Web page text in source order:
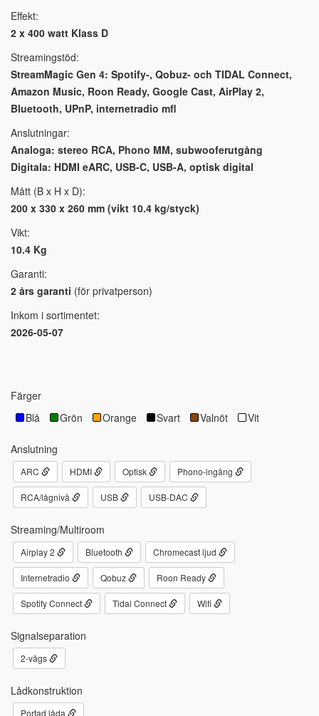
Effekt:
2 x 400 watt Klass D
Streamingstöd:
StreamMagic Gen 4: Spotify-, Qobuz- och TIDAL Connect,
Amazon Music, Roon Ready, Google Cast, AirPlay 2,
Bluetooth, UPnP, internetradio mfl
Anslutningar:
Analoga: stereo RCA, Phono MM, subwooferutgång
Digitala: HDMI eARC, USB-C, USB-A, optisk digital
Mått (B x H x D):
200 x 330 x 260 mm (vikt 10.4 kg/styck)
Vikt:
10.4 Kg
Garanti:
2 års garanti (för privatperson)
Inkom i sortimentet:
2026-05-07
Färger
Blå
Grön Orange Svart Valnöt Vit
Anslutning
ARC HDMI Optisk Phono-ingång
RCA/lågnivå USB USB-DAC
Streaming/Multiroom
Airplay 2 Bluetooth Chromecast ljud
Internetradio Qobuz Roon Ready
Spotify Connect Tidal Connect Wifi
Signalseparation
2-vägs
Lådkonstruktion
Portad låda